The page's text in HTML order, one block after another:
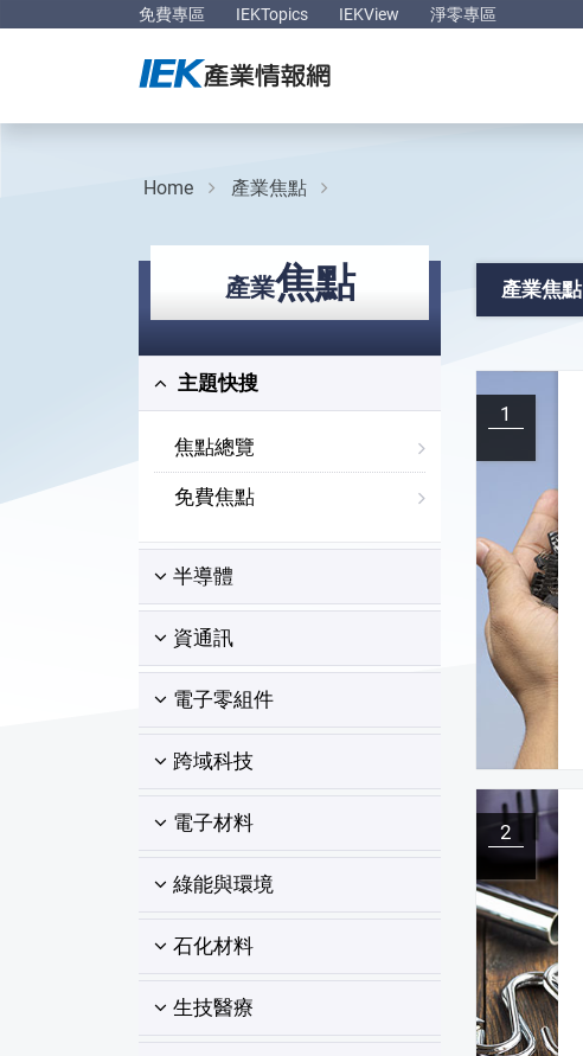
免費專區 IEKTopics IEKView 淨零專區
Home 產業焦點
產業焦點
主題快搜
焦點總覽
免費焦點
半導體
資通訊
電子零組件
跨域科技
電子材料
綠能與環境
石化材料
生技醫療
產業焦點
1
2